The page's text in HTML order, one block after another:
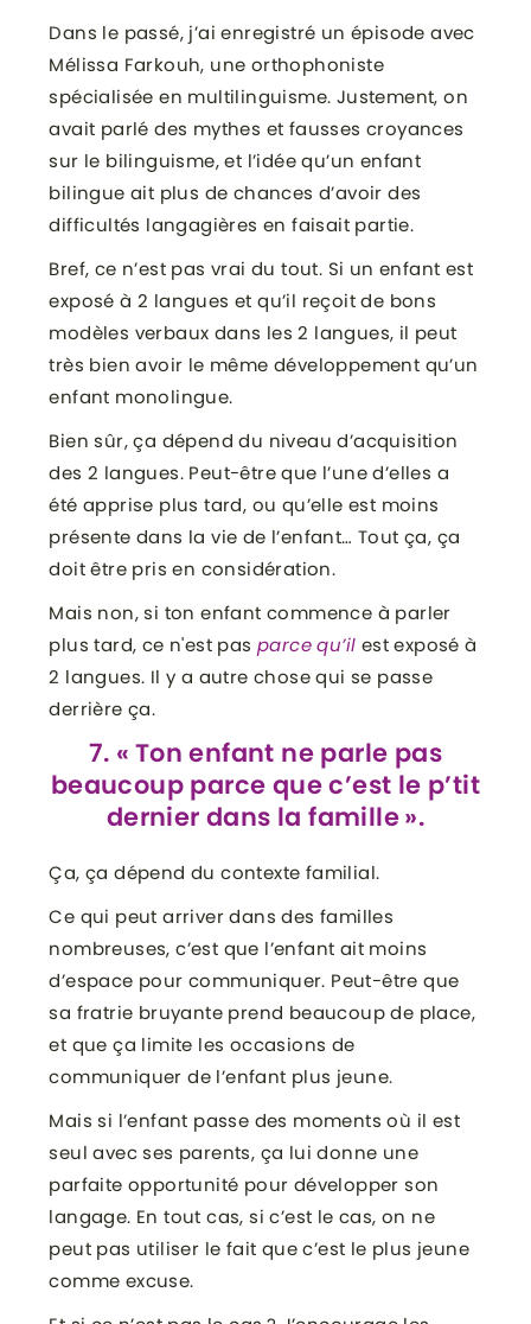
Dans le passé, j’ai enregistré un épisode avec
Mélissa Farkouh, une orthophoniste
spécialisée en multilinguisme. Justement, on
avait parlé des mythes et fausses croyances
sur le bilinguisme, et l’idée qu’un enfant
bilingue ait plus de chances d’avoir des
difficultés langagières en faisait partie.
Bref, ce n’est pas vrai du tout. Si un enfant est
exposé à 2 langues et qu’il reçoit de bons
modèles verbaux dans les 2 langues, il peut
très bien avoir le même développement qu’un
enfant monolingue.
Bien sûr, ça dépend du niveau d’acquisition
des 2 langues. Peut-être que l’une d’elles a
été apprise plus tard, ou qu’elle est moins
présente dans la vie de l’enfant… Tout ça, ça
doit être pris en considération.
Mais non, si ton enfant commence à parler
plus tard, ce n'est pasparce qu’il est exposé à
2 langues. Il y a autre chose qui se passe
derrière ça.
7. « Ton enfant ne parle pas
beaucoup parce que c’est le p’tit
dernier dans la famille ».
Ça, ça dépend du contexte familial.
Ce qui peut arriver dans des familles
nombreuses, c’est que l’enfant ait moins
d’espace pour communiquer. Peut-être que
sa fratrie bruyante prend beaucoup de place,
et que ça limite les occasions de
communiquer de l’enfant plus jeune.
Mais si l’enfant passe des moments où il est
seul avec ses parents, ça lui donne une
parfaite opportunité pour développer son
langage. En tout cas, si c’est le cas, on ne
peut pas utiliser le fait que c’est le plus jeune
comme excuse.